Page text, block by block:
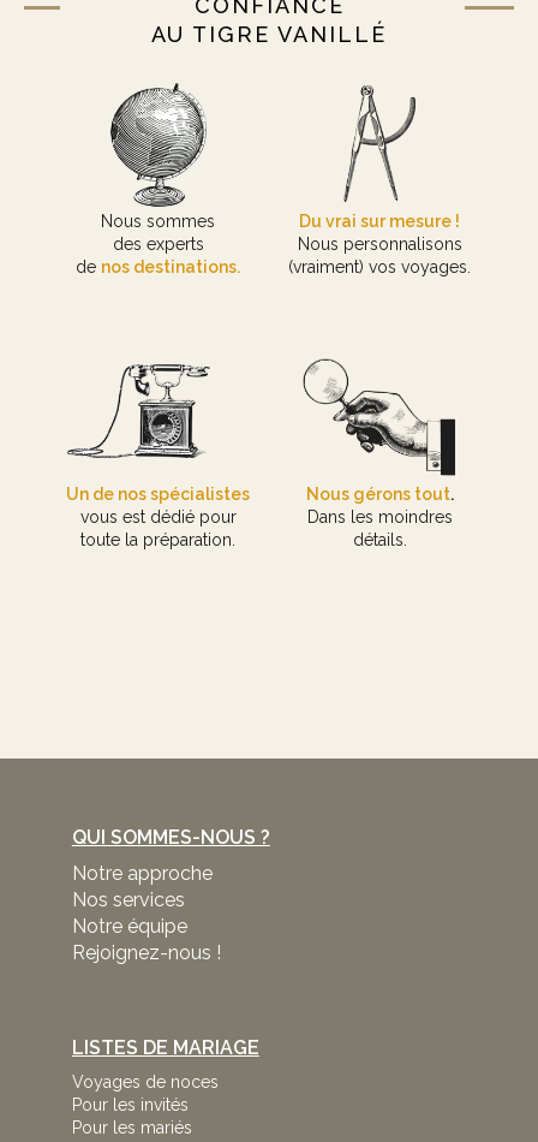
AU TIGRE VANILLÉ
Nous sommes
des experts
de nos destinations.
Du vrai sur mesure !
Nous personnalisons
(vraiment) vos voyages.
Un de nos spécialistes
vous est dédié pour
toute la préparation.
Nous gérons tout.
Dans les moindres
détails.
QUI SOMMES-NOUS ?
Notre approche
Nos services
Notre équipe
Rejoignez-nous !
LISTES DE MARIAGE
Voyages de noces
Pour les invités
Pour les mariés